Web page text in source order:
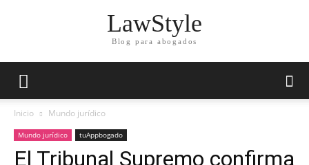
LawStyle
Blog para abogados
Inicio Mundo jurídico
Mundo jurídico tuAppbogado
El Tribunal Supremo confirma